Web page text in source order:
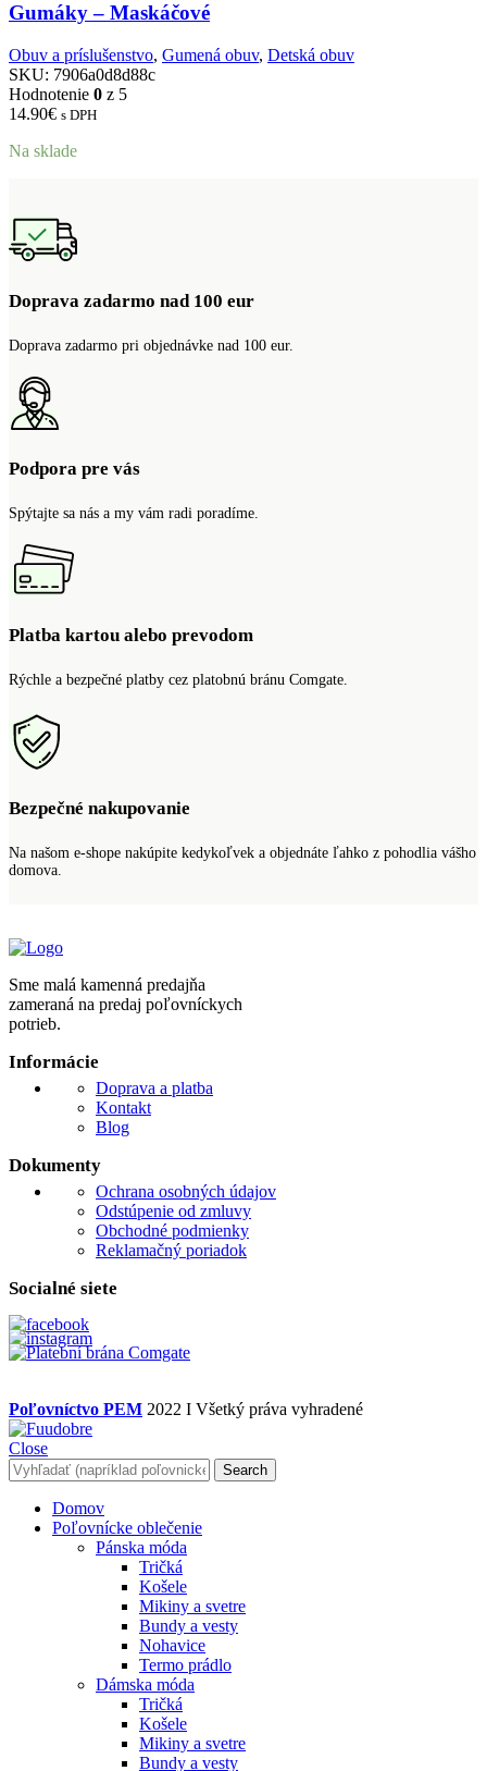
Gumáky – Maskáčové
Obuv a príslušenstvo, Gumená obuv, Detská obuv
SKU: 7906a0d8d88c
Hodnotenie 0 z 5
14.90€ s DPH
Na sklade
Doprava zadarmo nad 100 eur
Doprava zadarmo pri objednávke nad 100 eur.
Podpora pre vás
Spýtajte sa nás a my vám radi poradíme.
Platba kartou alebo prevodom
Rýchle a bezpečné platby cez platobnú bránu Comgate.
Bezpečné nakupovanie
Na našom e-shope nakúpite kedykoľvek a objednáte ľahko z pohodlia vášho
domova.
Sme malá kamenná predajňa
zameraná na predaj poľovníckych
potrieb.
Informácie
Doprava a platba
Kontakt
Blog
Dokumenty
Ochrana osobných údajov
Odstúpenie od zmluvy
Obchodné podmienky
Reklamačný poriadok
Socialné siete
Poľovníctvo PEM 2022 I Všetký práva vyhradené
Close
Search
Domov
Poľovnícke oblečenie
Pánska móda
Tričká
Košele
Mikiny a svetre
Bundy a vesty
Nohavice
Termo prádlo
Dámska móda
Tričká
Košele
Mikiny a svetre
Bundy a vesty